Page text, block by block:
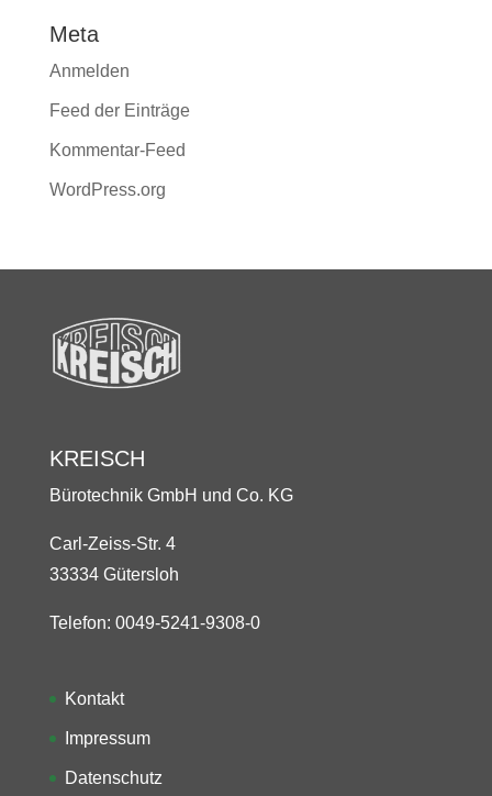
Meta
Anmelden
Feed der Einträge
Kommentar-Feed
WordPress.org
KREISCH
Bürotechnik GmbH und Co. KG
Carl-Zeiss-Str. 4
33334 Gütersloh
Telefon: 0049-5241-9308-0
Kontakt
Impressum
Datenschutz